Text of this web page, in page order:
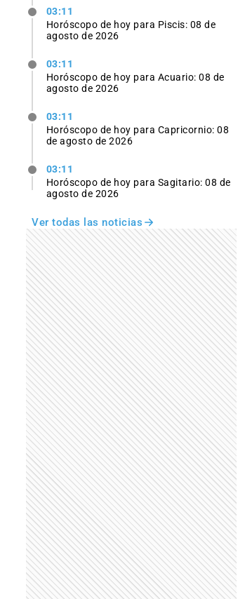
03:11
Horóscopo de hoy para Piscis: 08 de
agosto de 2026
03:11
Horóscopo de hoy para Acuario: 08 de
agosto de 2026
03:11
Horóscopo de hoy para Capricornio: 08
de agosto de 2026
03:11
Horóscopo de hoy para Sagitario: 08 de
agosto de 2026
Ver todas las noticias